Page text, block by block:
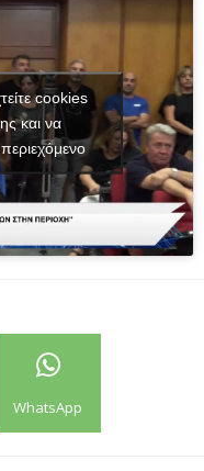
cookies
και να
WhatsApp